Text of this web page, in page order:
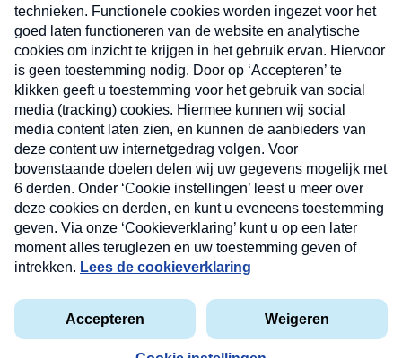
Verzend
Privacyverklaring
Cookieverklaring
Kwetsbaarheid melden
Copyright © 2026 MAX Vandaag - Omroep MAX
Nieuwsbrief
Neem hier een gratis abonnement op onze
nieuwsbrief. Elke vrijdag- en dinsdagochtend in uw